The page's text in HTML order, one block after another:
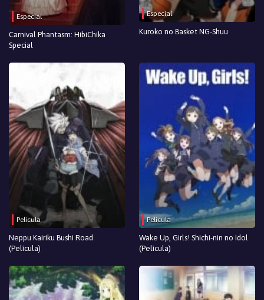
Especial
Carnival Phantasm: HibiChika
Special
Especial
Kuroko no Basket NG-Shuu
Pelicula
Neppu Kairiku Bushi Road
(Película)
Pelicula
Wake Up, Girls! Shichi-nin no Idol
(Película)